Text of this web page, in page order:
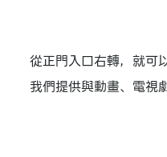
從正門入口右轉，就可
我們提供與動畫、電視